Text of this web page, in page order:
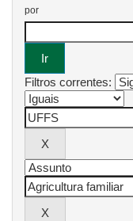
por
Filtros correntes: